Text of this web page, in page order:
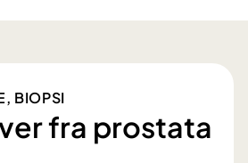
BIOPSI
fra prostata